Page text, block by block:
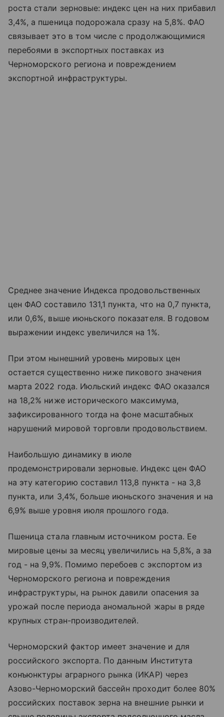
роста стали зерновые: индекс цен на них прибавил
3,4%, а пшеница подорожала сразу на 5,8%. ФАО
связывает это в том числе с продолжающимися
перебоями в экспортных поставках из
Черноморского региона и повреждением
экспортной инфраструктуры.
Среднее значение Индекса продовольственных
цен ФАО составило 131,1 пункта, что на 0,7 пункта,
или 0,6%, выше июньского показателя. В годовом
выражении индекс увеличился на 1%.
При этом нынешний уровень мировых цен
остается существенно ниже пикового значения
марта 2022 года. Июльский индекс ФАО оказался
на 18,2% ниже исторического максимума,
зафиксированного тогда на фоне масштабных
нарушений мировой торговли продовольствием.
Наибольшую динамику в июле
продемонстрировали зерновые. Индекс цен ФАО
на эту категорию составил 113,8 пункта - на 3,8
пункта, или 3,4%, больше июньского значения и на
6,9% выше уровня июля прошлого года.
Пшеница стала главным источником роста. Ее
мировые цены за месяц увеличились на 5,8%, а за
год - на 9,9%. Помимо перебоев с экспортом из
Черноморского региона и повреждения
инфраструктуры, на рынок давили опасения за
урожай после периода аномальной жары в ряде
крупных стран-производителей.
Черноморский фактор имеет значение и для
российского экспорта. По данным Института
конъюнктуры аграрного рынка (ИКАР) через
Азово-Черноморский бассейн проходит более 80%
российских поставок зерна на внешние рынки и